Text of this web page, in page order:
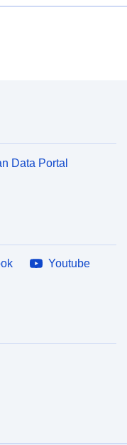
Data Portal
Youtube